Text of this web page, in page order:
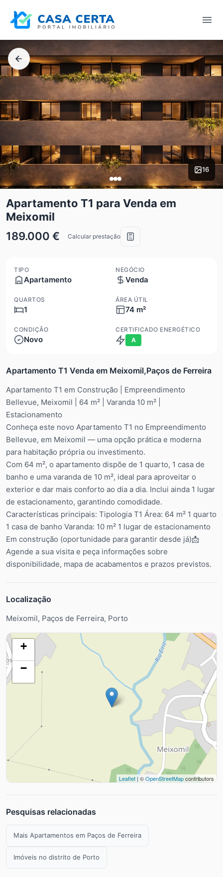
16
Apartamento T1 para Venda em
Meixomil
189.000 €
Calcular prestação
TIPO
Apartamento
NEGÓCIO
Venda
QUARTOS
1
ÁREA ÚTIL
74 m²
CONDIÇÃO
Novo
CERTIFICADO ENERGÉTICO
A
Apartamento T1 Venda em Meixomil,Paços de Ferreira
Apartamento T1 em Construção | Empreendimento
Bellevue, Meixomil | 64 m² | Varanda 10 m² |
Estacionamento
Conheça este novo Apartamento T1 no Empreendimento
Bellevue, em Meixomil — uma opção prática e moderna
para habitação própria ou investimento.
Com 64 m², o apartamento dispõe de 1 quarto, 1 casa de
banho e uma varanda de 10 m², ideal para aproveitar o
exterior e dar mais conforto ao dia a dia. Inclui ainda 1 lugar
de estacionamento, garantindo comodidade.
Características principais: Tipologia T1 Área: 64 m² 1 quarto
1 casa de banho Varanda: 10 m² 1 lugar de estacionamento
Em construção (oportunidade para garantir desde já)📩
Agende a sua visita e peça informações sobre
disponibilidade, mapa de acabamentos e prazos previstos.
Localização
Meixomil, Paços de Ferreira, Porto
+
−
Leaflet | ©OpenStreetMapcontributors
Pesquisas relacionadas
Mais Apartamentos em Paços de Ferreira
Imóveis no distrito de Porto